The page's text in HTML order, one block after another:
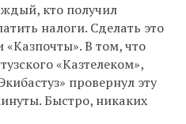
кто получил
налоги. Сделать это
В том, что
«Казтелеком»,
провернул эту
Быстро, никаких